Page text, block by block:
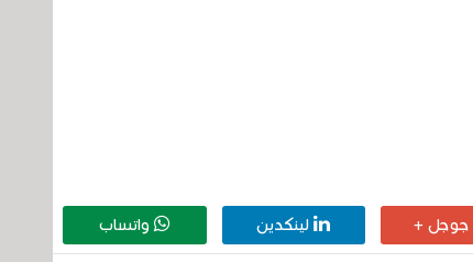
جوجل + لينكدين واتساب